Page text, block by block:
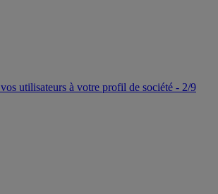
utilisateurs à votre profil de société - 2/9